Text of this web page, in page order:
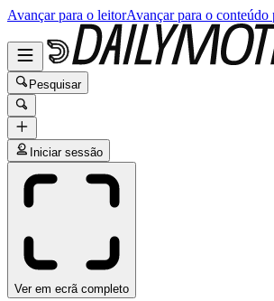
Avançar para o leitorAvançar para o conteúdo
Pesquisar
Iniciar sessão
Ver em ecrã completo